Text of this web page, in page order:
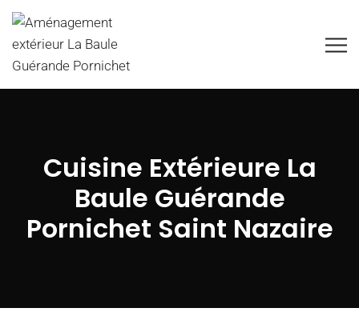
Cuisine Extérieure La
Baule Guérande
Pornichet Saint Nazaire